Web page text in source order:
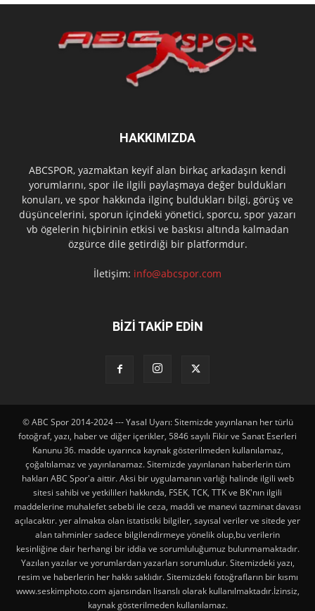
HAKKIMIZDA
ABCSPOR, yazmaktan keyif alan birkaç arkadaşın kendi
yorumlarını, spor ile ilgili paylaşmaya değer buldukları
konuları, ve spor hakkında ilginç buldukları bilgi, görüş ve
düşüncelerini, sporun içindeki yönetici, sporcu, spor yazarı
vb ögelerin hiçbirinin etkisi ve baskısı altında kalmadan
özgürce dile getirdiği bir platformdur.
İletişim: info@abcspor.com
BİZİ TAKİP EDİN
© ABC Spor 2014-2024 --- Yasal Uyarı: Sitemizde yayınlanan her türlü
fotoğraf, yazı, haber ve diğer içerikler, 5846 sayılı Fikir ve Sanat Eserleri
Kanunu 36. madde uyarınca kaynak gösterilmeden kullanılamaz,
çoğaltılamaz ve yayınlanamaz. Sitemizde yayınlanan haberlerin tüm
hakları ABC Spor'a aittir. Aksi bir uygulamanın varlığı halinde ilgili web
sitesi sahibi ve yetkilileri hakkında, FSEK, TCK, TTK ve BK'nın ilgili
maddelerine muhalefet sebebi ile ceza, maddi ve manevi tazminat davası
açılacaktır. yer almakta olan istatistiki bilgiler, sayısal veriler ve sitede yer
alan tahminler sadece bilgilendirmeye yönelik olup,bu verilerin
kesinliğine dair herhangi bir iddia ve sorumluluğumuz bulunmamaktadır.
Yazılan yazılar ve yorumlardan yazarları sorumludur. Sitemizdeki yazı,
resim ve haberlerin her hakkı saklıdır. Sitemizdeki fotoğrafların bir kısmı
www.seskimphoto.com ajansından lisanslı olarak kullanılmaktadır.İzinsiz,
kaynak gösterilmeden kullanılamaz.